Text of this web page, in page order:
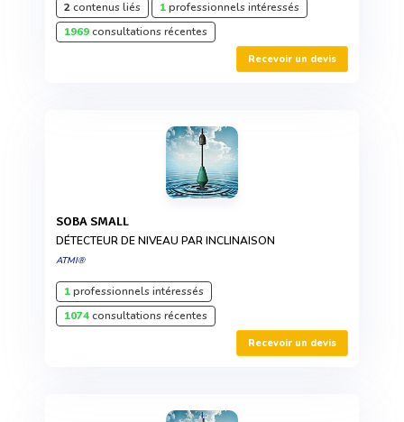
2contenus liés 1professionnels intéressés
1969consultations récentes
Recevoir un devis
SOBA SMALL
DÉTECTEUR DE NIVEAU PAR INCLINAISON
ATMI®
1professionnels intéressés
1074consultations récentes
Recevoir un devis